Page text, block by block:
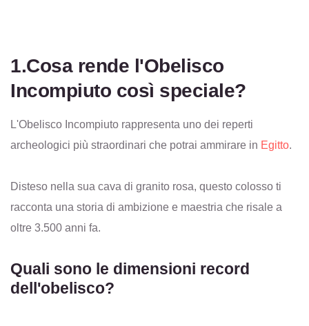
1.Cosa rende l'Obelisco
Incompiuto così speciale?
L'Obelisco Incompiuto rappresenta uno dei reperti
archeologici più straordinari che potrai ammirare in Egitto.
Disteso nella sua cava di granito rosa, questo colosso ti
racconta una storia di ambizione e maestria che risale a
oltre 3.500 anni fa.
Quali sono le dimensioni record
dell'obelisco?